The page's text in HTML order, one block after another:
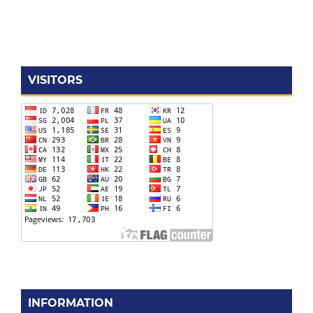
VISITORS
INFORMATION